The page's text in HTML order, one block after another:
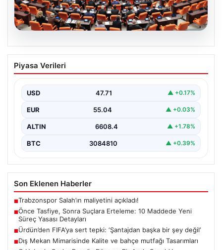
Önce Tasfiye, Sonra Suçlara Erteleme:
10 Maddede Yeni Süreç Yasası
Güvenlik alanındaki önemli gelişmelerden biri olarak,
yasa…
Piyasa Verileri
USD 47.71 ▲ +0.17%
EUR 55.04 ▲ +0.03%
ALTIN 6608.4 ▲ +1.78%
BTC 3084810 ▲ +0.39%
Son Eklenen Haberler
■Trabzonspor Salah’ın maliyetini açıkladı!
■Önce Tasfiye, Sonra Suçlara Erteleme: 10 Maddede Yeni
Süreç Yasası Detayları
■Ürdün’den FIFA’ya sert tepki: ‘Şantajdan başka bir şey değil’
■Dış Mekan Mimarisinde Kalite ve bahçe mutfağı Tasarımları